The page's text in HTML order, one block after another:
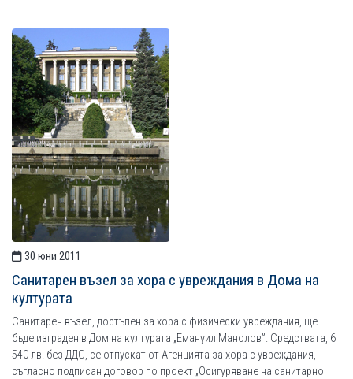
30 юни 2011
Санитарен възел за хора с увреждания в Дома на
културата
Санитарен възел, достъпен за хора с физически увреждания, ще
бъде изграден в Дом на културата „Емануил Манолов”. Средствата, 6
540 лв. без ДДС, се отпускат от Агенцията за хора с увреждания,
съгласно подписан договор по проект „Осигуряване на санитарно